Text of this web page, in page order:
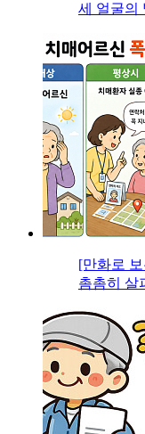
세 얼굴의
[만화로
촘촘히 살